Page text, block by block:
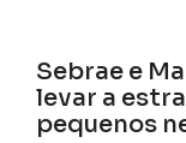
Sebrae e
levar a
pequenos